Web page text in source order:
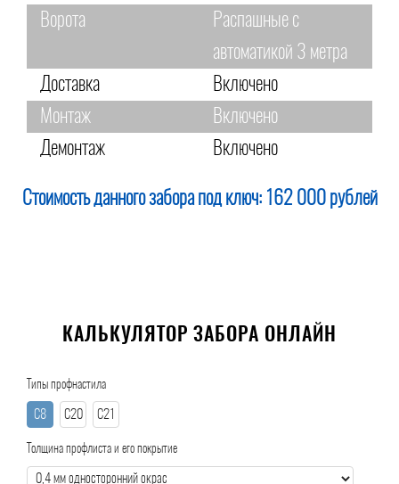
Ворота
Распашные с
автоматикой 3 метра
Доставка
Включено
Монтаж
Включено
Демонтаж
Включено
Стоимость данного забора под ключ: 162 000 рублей
КАЛЬКУЛЯТОР ЗАБОРА ОНЛАЙН
Типы профнастила
С8 С20 С21
Толщина профлиста и его покрытие